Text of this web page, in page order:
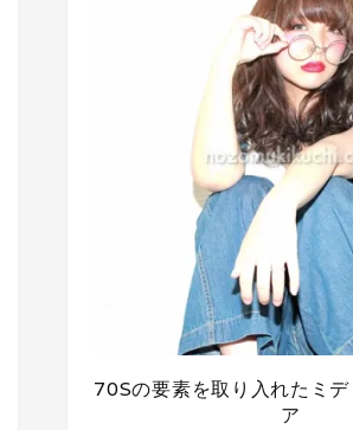
70Sの要素を取り入れたミ
ア